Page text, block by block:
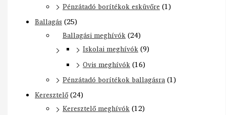
Pénzátadó borítékok esküvőre (1)
Ballagás (25)
Ballagási meghívók(24)
Iskolai meghívók(9)
Ovis meghívók(16)
Pénzátadó borítékok ballagásra(1)
Keresztelő(24)
Keresztelő meghívók(12)